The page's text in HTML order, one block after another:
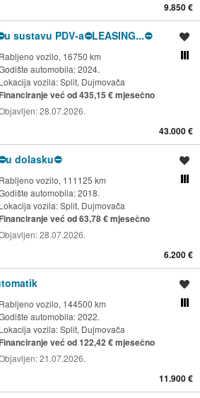
9.850 €
sustavu PDV-a⛔️LEASING...⛔️
Rabljeno vozilo, 16750 km
automobila: 2024.
Lokacija vozila:Split, Dujmovača
Financiranje već od 435,15 € mjesečno
28.07.2026.
43.000 €
dolasku⛔️
Rabljeno vozilo, 111125 km
automobila: 2018.
Lokacija vozila:Split, Dujmovača
Financiranje već od 63,78 € mjesečno
28.07.2026.
6.200 €
Rabljeno vozilo, 144500 km
automobila: 2022.
Lokacija vozila:Split, Dujmovača
Financiranje već od 122,42 € mjesečno
21.07.2026.
11.900 €